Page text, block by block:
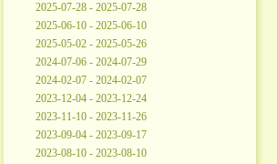
2025-07-28 - 2025-07-28
2025-06-10 - 2025-06-10
2025-05-02 - 2025-05-26
2024-07-06 - 2024-07-29
2024-02-07 - 2024-02-07
2023-12-04 - 2023-12-24
2023-11-10 - 2023-11-26
2023-09-04 - 2023-09-17
2023-08-10 - 2023-08-10